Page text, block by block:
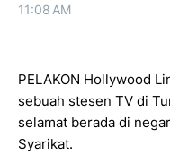
11:08 AM
PELAKON Hollywood
sebuah stesen TV di
selamat berada di
Syarikat.